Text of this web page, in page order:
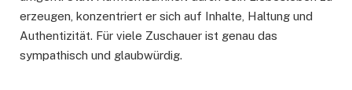
erzeugen, konzentriert er sich auf Inhalte, Haltung und
Authentizität. Für viele Zuschauer ist genau das
sympathisch und glaubwürdig.